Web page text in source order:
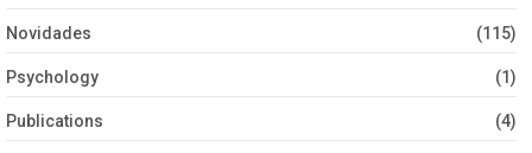
Novidades (115)
Psychology (1)
Publications (4)